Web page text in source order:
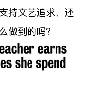
持文艺追求、还
做到的吗？